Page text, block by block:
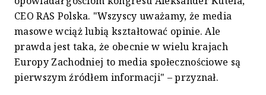
CEO RAS Polska. "Wszyscy uważamy, że media
masowe wciąż lubią kształtować opinie. Ale
prawda jest taka, że obecnie w wielu krajach
Europy Zachodniej to media społecznościowe są
pierwszym źródłem informacji" – przyznał.